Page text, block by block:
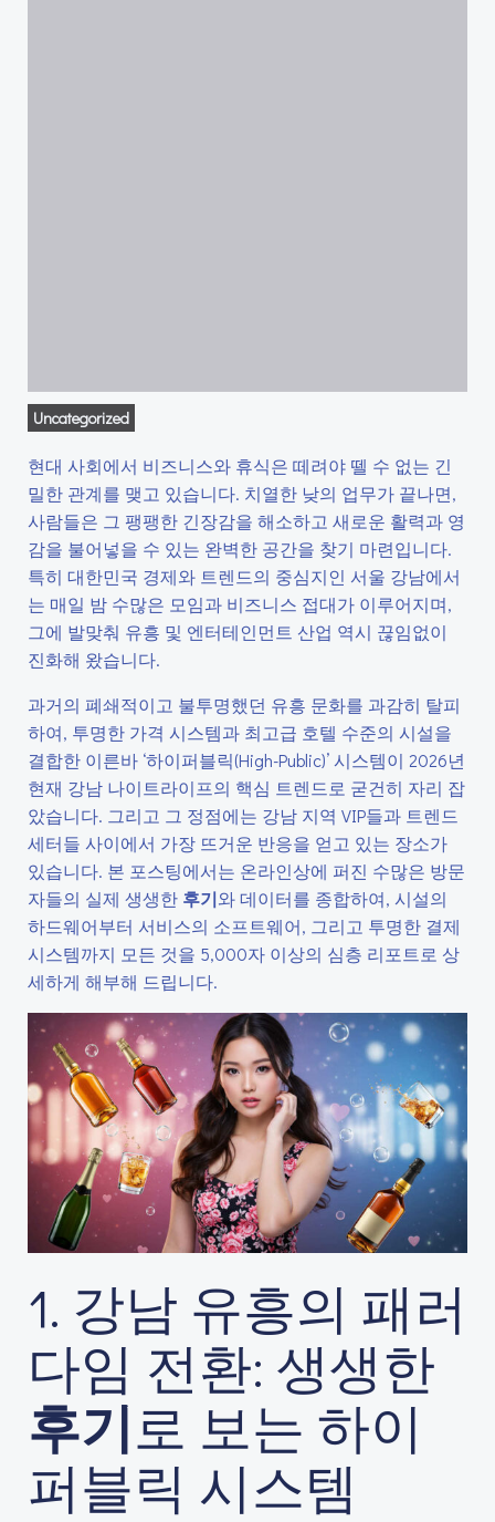
Uncategorized
현대 사회에서 비즈니스와 휴식은 떼려야 뗄 수 없는 긴
밀한 관계를 맺고 있습니다. 치열한 낮의 업무가 끝나면,
사람들은 그 팽팽한 긴장감을 해소하고 새로운 활력과 영
감을 불어넣을 수 있는 완벽한 공간을 찾기 마련입니다.
특히 대한민국 경제와 트렌드의 중심지인 서울 강남에서
는 매일 밤 수많은 모임과 비즈니스 접대가 이루어지며,
그에 발맞춰 유흥 및 엔터테인먼트 산업 역시 끊임없이
진화해 왔습니다.
과거의 폐쇄적이고 불투명했던 유흥 문화를 과감히 탈피
하여, 투명한 가격 시스템과 최고급 호텔 수준의 시설을
결합한 이른바 ‘하이퍼블릭(High-Public)’ 시스템이 2026년
현재 강남 나이트라이프의 핵심 트렌드로 굳건히 자리 잡
았습니다. 그리고 그 정점에는 강남 지역 VIP들과 트렌드
세터들 사이에서 가장 뜨거운 반응을 얻고 있는 장소가
있습니다. 본 포스팅에서는 온라인상에 퍼진 수많은 방문
자들의 실제 생생한 후기와 데이터를 종합하여, 시설의
하드웨어부터 서비스의 소프트웨어, 그리고 투명한 결제
시스템까지 모든 것을 5,000자 이상의 심층 리포트로 상
세하게 해부해 드립니다.
1. 강남 유흥의 패러
다임 전환: 생생한
후기로 보는 하이
퍼블릭 시스템